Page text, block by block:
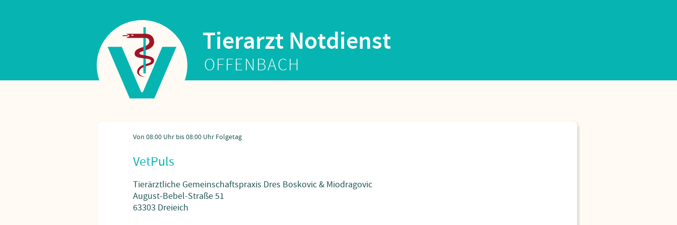
Tierarzt Notdienst
OFFENBACH
VetPuls
Tierärztliche Gemeinschaftspraxis Dres Boskovic & Miodragovic
August-Bebel-Straße 51
63303 Dreieich